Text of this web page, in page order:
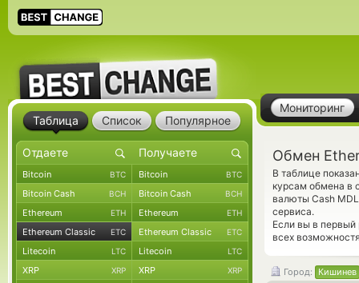
Мониторинг
Обмен
В таблице
курсам обмена в
валюты Cash
сервиса.
Если вы в первый
всех
Город: Кишинев
Таблица Список Популярное
Bitcoin BTC Bitcoin BTC
Bitcoin Cash BCH Bitcoin Cash BCH
Ethereum ETH Ethereum ETH
Ethereum Classic ETC Ethereum Classic ETC
Litecoin LTC Litecoin LTC
XRP XRP XRP XRP